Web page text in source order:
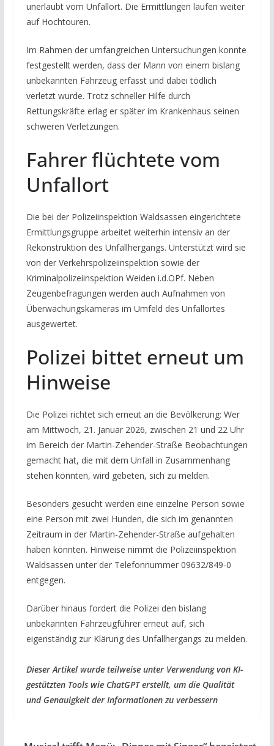
unerlaubt vom Unfallort. Die Ermittlungen laufen weiter
auf Hochtouren.
Im Rahmen der umfangreichen Untersuchungen konnte
festgestellt werden, dass der Mann von einem bislang
unbekannten Fahrzeug erfasst und dabei tödlich
verletzt wurde. Trotz schneller Hilfe durch
Rettungskräfte erlag er später im Krankenhaus seinen
schweren Verletzungen.
Fahrer flüchtete vom
Unfallort
Die bei der Polizeiinspektion Waldsassen eingerichtete
Ermittlungsgruppe arbeitet weiterhin intensiv an der
Rekonstruktion des Unfallhergangs. Unterstützt wird sie
von der Verkehrspolizeiinspektion sowie der
Kriminalpolizeiinspektion Weiden i.d.OPf. Neben
Zeugenbefragungen werden auch Aufnahmen von
Überwachungskameras im Umfeld des Unfallortes
ausgewertet.
Polizei bittet erneut um
Hinweise
Die Polizei richtet sich erneut an die Bevölkerung: Wer
am Mittwoch, 21. Januar 2026, zwischen 21 und 22 Uhr
im Bereich der Martin-Zehender-Straße Beobachtungen
gemacht hat, die mit dem Unfall in Zusammenhang
stehen könnten, wird gebeten, sich zu melden.
Besonders gesucht werden eine einzelne Person sowie
eine Person mit zwei Hunden, die sich im genannten
Zeitraum in der Martin-Zehender-Straße aufgehalten
haben könnten. Hinweise nimmt die Polizeiinspektion
Waldsassen unter der Telefonnummer 09632/849-0
entgegen.
Darüber hinaus fordert die Polizei den bislang
unbekannten Fahrzeugführer erneut auf, sich
eigenständig zur Klärung des Unfallhergangs zu melden.
Dieser Artikel wurde teilweise unter Verwendung von KI-
gestützten Tools wie ChatGPT erstellt, um die Qualität
und Genauigkeit der Informationen zu verbessern